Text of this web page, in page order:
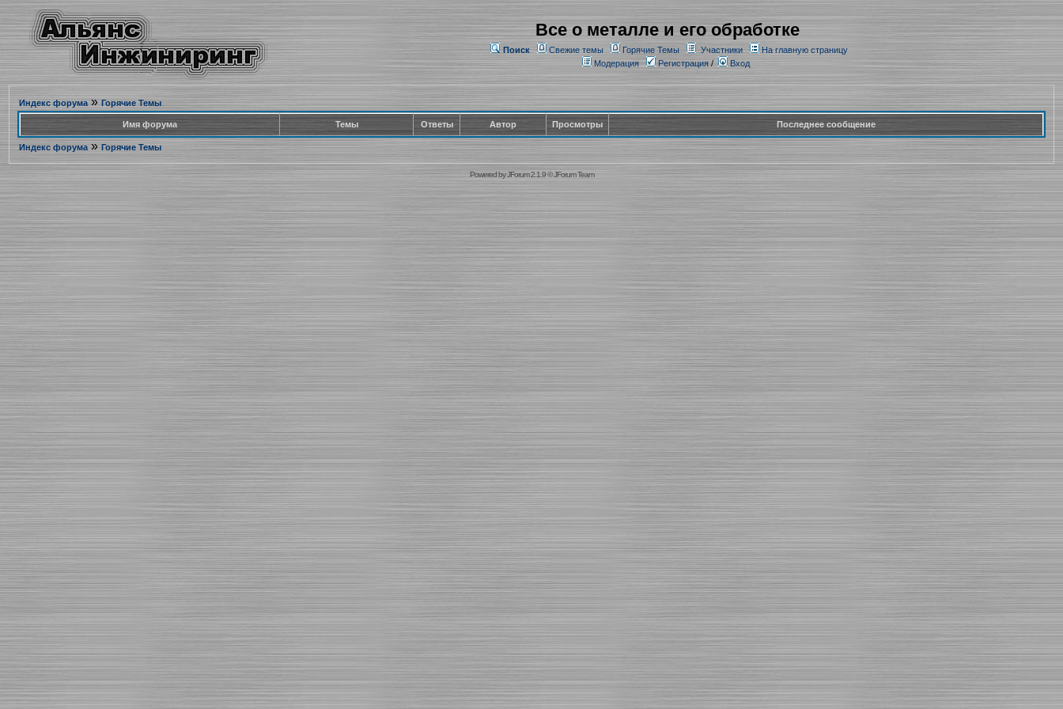
Все о металле и его обработке
Поиск Свежие темы Горячие Темы Участники
На главную страницу
Модерация
Регистрация/ Вход
Индекс форума» Горячие Темы
Имя форума Темы Ответы Автор Просмотры Последнее сообщение
Индекс форума» Горячие Темы
Powered byJForum 2.1.9©JForum Team